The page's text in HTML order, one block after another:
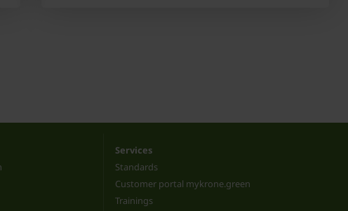
Services
Standards
Customer portal mykrone.green
Trainings